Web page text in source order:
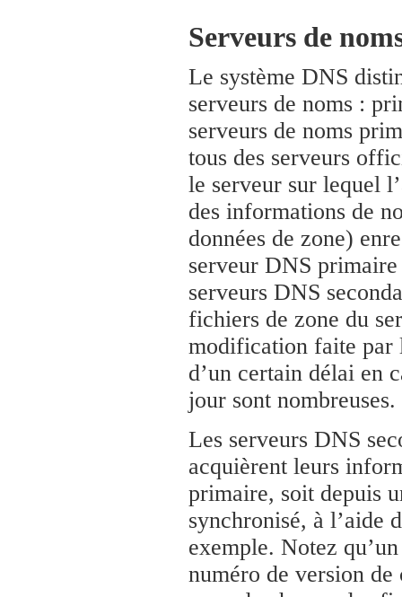
Serveurs de
Le système DNS
serveurs de noms :
serveurs de noms
tous des serveurs
le serveur sur lequel
des informations de
données de zone)
serveur DNS
serveurs DNS
fichiers de zone du
modification faite par
d’un certain délai en
jour sont nombreuses.
Les serveurs DNS
acquièrent leurs
primaire, soit depuis
synchronisé, à l’aide
exemple. Notez
numéro de version de